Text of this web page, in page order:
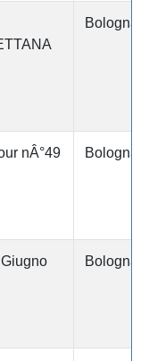
Bologna
nÂ°49 Bologna
Bologna